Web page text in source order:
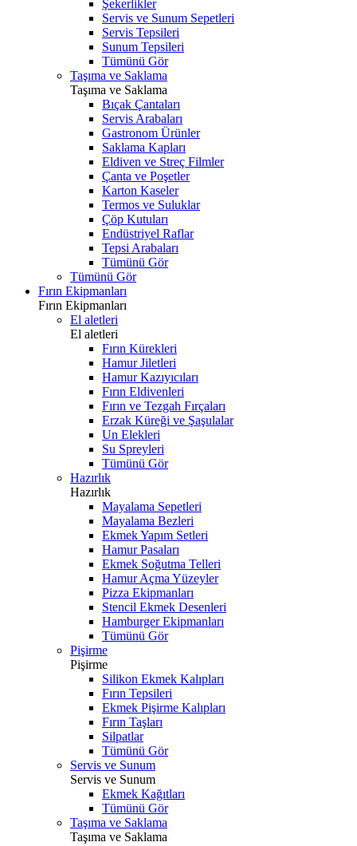
Şekerlikler
Servis ve Sunum Sepetleri
Servis Tepsileri
Sunum Tepsileri
Tümünü Gör
Taşıma ve Saklama
Taşıma ve Saklama
Bıçak Çantaları
Servis Arabaları
Gastronom Ürünler
Saklama Kapları
Eldiven ve Streç Filmler
Çanta ve Poşetler
Karton Kaseler
Termos ve Suluklar
Çöp Kutuları
Endüstriyel Raflar
Tepsi Arabaları
Tümünü Gör
Tümünü Gör
Fırın Ekipmanları
Fırın Ekipmanları
El aletleri
El aletleri
Fırın Kürekleri
Hamur Jiletleri
Hamur Kazıyıcıları
Fırın Eldivenleri
Fırın ve Tezgah Fırçaları
Erzak Küreği ve Şaşulalar
Un Elekleri
Su Spreyleri
Tümünü Gör
Hazırlık
Hazırlık
Mayalama Sepetleri
Mayalama Bezleri
Ekmek Yapım Setleri
Hamur Pasaları
Ekmek Soğutma Telleri
Hamur Açma Yüzeyler
Pizza Ekipmanları
Stencil Ekmek Desenleri
Hamburger Ekipmanları
Tümünü Gör
Pişirme
Pişirme
Silikon Ekmek Kalıpları
Fırın Tepsileri
Ekmek Pişirme Kalıpları
Fırın Taşları
Silpatlar
Tümünü Gör
Servis ve Sunum
Servis ve Sunum
Ekmek Kağıtları
Tümünü Gör
Taşıma ve Saklama
Taşıma ve Saklama